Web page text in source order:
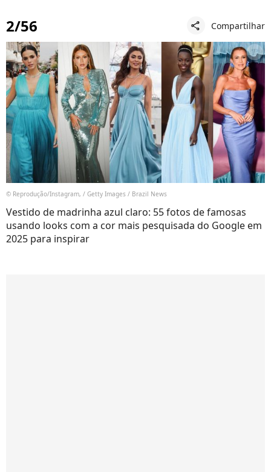
2/56 share Compartilhar
© Reprodução/Instagram, / Getty Images / Brazil News
Vestido de madrinha azul claro: 55 fotos de famosas
usando looks com a cor mais pesquisada do Google em
2025 para inspirar